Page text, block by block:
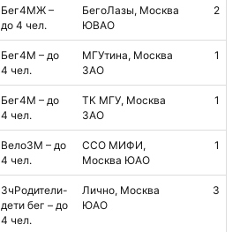
Бег4МЖ –
до 4 чел.
БегоЛазы, Москва
ЮВАО
2
Бег4М – до
4 чел.
МГУтина, Москва
ЗАО
1
Бег4М – до
4 чел.
ТК МГУ, Москва
ЗАО
1
Вело3М – до
4 чел.
ССО МИФИ,
Москва ЮАО
1
3чРодители-
дети бег – до
4 чел.
Лично, Москва
ЮАО
3